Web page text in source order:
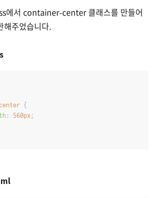
에서 container-center 클래스를 만들어
주었습니다.
{
: 560px;